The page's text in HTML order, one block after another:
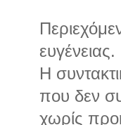
ευγένειας.
Η
που δεν
χωρίς